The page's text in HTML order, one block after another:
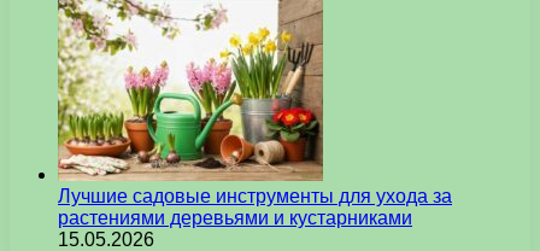
Лучшие садовые инструменты для ухода за
растениями деревьями и кустарниками
15.05.2026